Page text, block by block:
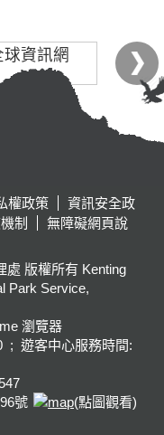
權政策
資訊安全政
制
無障礙網頁說
處 版權所有 Kenting
Park Service,
瀏覽器
; 遊客中心服務時間:
號
(點圖觀看)